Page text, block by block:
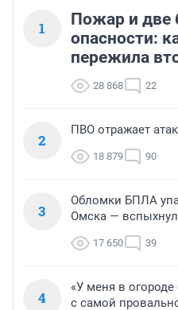
1
Пожар и две
опасности:
пережила
28 868 22
2
ПВО отражает
18 879 90
3
Обломки БПЛА
Омска —
17 650 39
4
«У меня в огороде
с самой